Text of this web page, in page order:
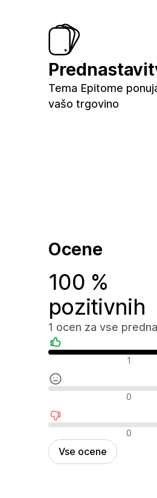
Tema Epitome
vašo trgovino
Ocene
100 %
pozitivnih
1 ocen za vse
Pozitivne ocene 1
Nevtralne ocene 0
Negativne ocene 0
Vse ocene